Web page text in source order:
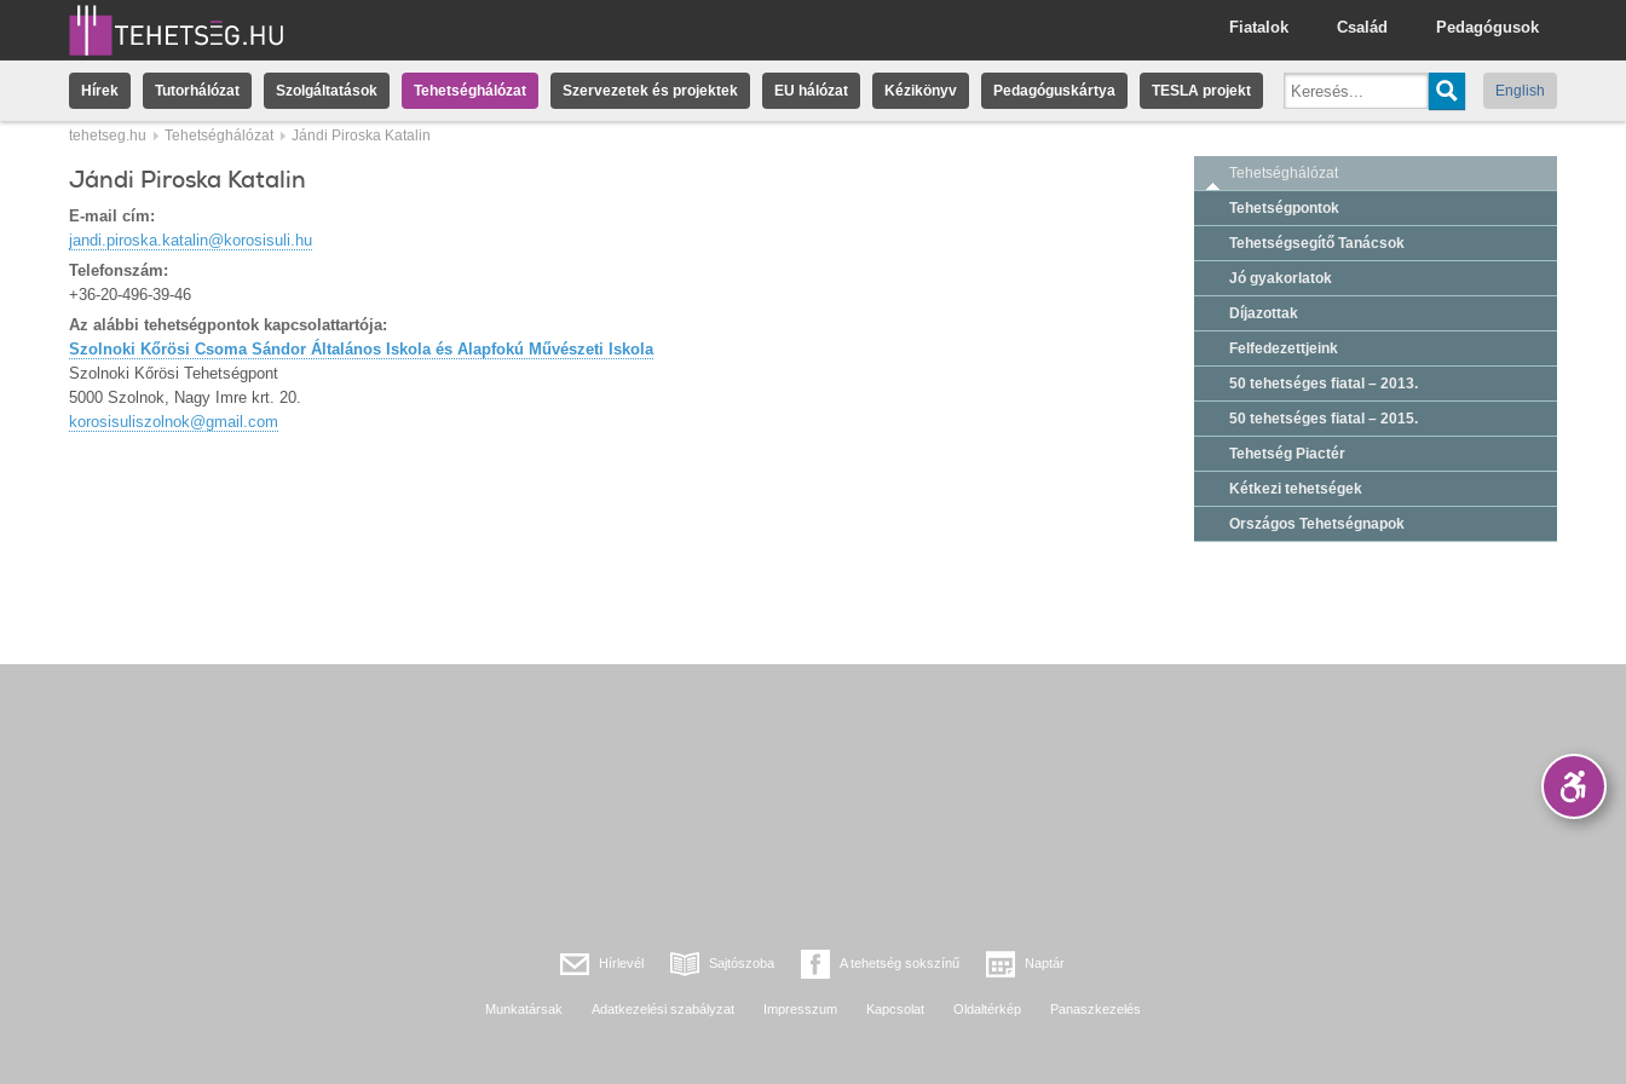
Pedagógusok
Család
Fiatalok
Hírek Tutorhálózat Szolgáltatások Tehetséghálózat Szervezetek és projektek EU hálózat Kézikönyv Pedagóguskártya TESLA projekt English
tehetseg.hu Tehetséghálózat Jándi Piroska Katalin
Jándi Piroska Katalin
E-mail cím:
jandi.piroska.katalin@korosisuli.hu
Telefonszám:
+36-20-496-39-46
Az alábbi tehetségpontok kapcsolattartója:
Szolnoki Kőrösi Csoma Sándor Általános Iskola és Alapfokú Művészeti Iskola
Szolnoki Kőrösi Tehetségpont
5000 Szolnok, Nagy Imre krt. 20.
korosisuliszolnok@gmail.com
Tehetséghálózat
Tehetségpontok
Tehetségsegítő Tanácsok
Jó gyakorlatok
Díjazottak
Felfedezettjeink
50 tehetséges fiatal – 2013.
50 tehetséges fiatal – 2015.
Tehetség Piactér
Kétkezi tehetségek
Országos Tehetségnapok
Hírlevél Sajtószoba A tehetség sokszínű Naptár
Munkatársak Adatkezelési szabályzat Impresszum Kapcsolat Oldaltérkép Panaszkezelés